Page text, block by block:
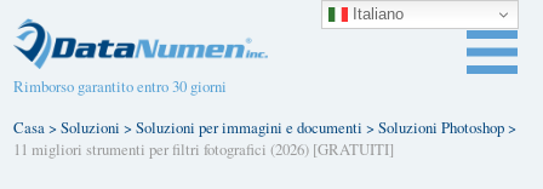
Rimborso garantito entro 30 giorni
Casa>Soluzioni >Soluzioni per immagini e documenti >Soluzioni Photoshop>
11 migliori strumenti per filtri fotografici (2026) [GRATUITI]
Italiano